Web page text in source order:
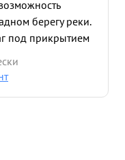
берегу реки.
под прикрытием
районе
в